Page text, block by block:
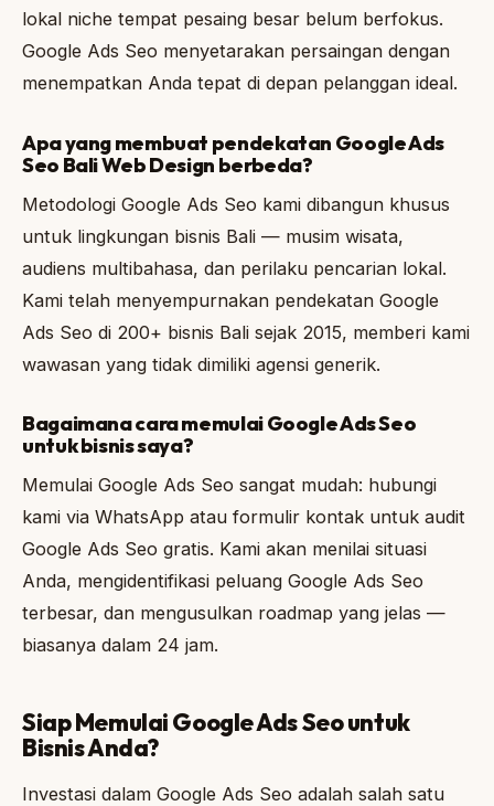
lokal niche tempat pesaing besar belum berfokus.
Google Ads Seo menyetarakan persaingan dengan
menempatkan Anda tepat di depan pelanggan ideal.
Apa yang membuat pendekatan Google Ads
Seo Bali Web Design berbeda?
Metodologi Google Ads Seo kami dibangun khusus
untuk lingkungan bisnis Bali — musim wisata,
audiens multibahasa, dan perilaku pencarian lokal.
Kami telah menyempurnakan pendekatan Google
Ads Seo di 200+ bisnis Bali sejak 2015, memberi kami
wawasan yang tidak dimiliki agensi generik.
Bagaimana cara memulai Google Ads Seo
untuk bisnis saya?
Memulai Google Ads Seo sangat mudah: hubungi
kami via WhatsApp atau formulir kontak untuk audit
Google Ads Seo gratis. Kami akan menilai situasi
Anda, mengidentifikasi peluang Google Ads Seo
terbesar, dan mengusulkan roadmap yang jelas —
biasanya dalam 24 jam.
Siap Memulai Google Ads Seo untuk
Bisnis Anda?
Investasi dalam Google Ads Seo adalah salah satu